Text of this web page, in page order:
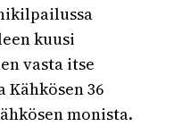
kuusi
vasta itse
36
monista.